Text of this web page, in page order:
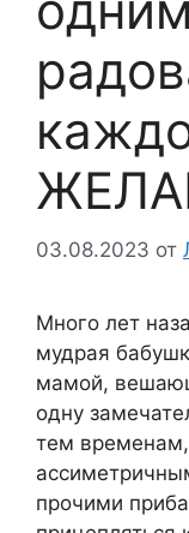
03.08.2023 от
Много лет
мудрая
мамой,
одну
тем
прочими